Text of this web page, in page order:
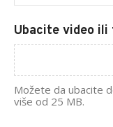
Ubacite video
Možete da ubacite
više od 25 MB.